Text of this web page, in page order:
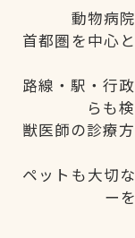
動物病
首都圏を中心
路線・駅・行
らも
獣医師の診療
ペットも大切
ー